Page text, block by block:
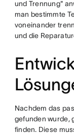
und Trennung"
man bestimmte
voneinander
und die
Nachdem das
gefunden wurde,
finden. Diese